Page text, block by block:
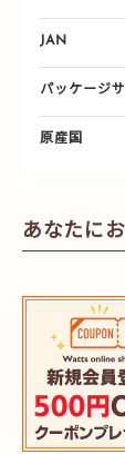
JAN
パッケージ
原産国
あなたに